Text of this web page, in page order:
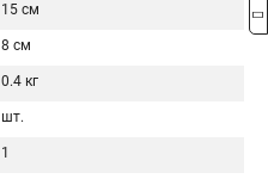
15 см
8 см
0.4 кг
шт.
1